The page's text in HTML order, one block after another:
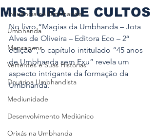
Influência na Umbhanda
Umbhanda
Mensagens
Vertentes e Suas Historias
Doutrina Umbhandista
Mediunidade
Desenvolvimento Mediúnico
Orixás na Umbhanda
MISTURA DE CULTOS
No livro “Magias da Umbhanda – Jota
Alves de Oliveira – Editora Eco – 2ª
edição”, o capítulo intitulado “45 anos
de Umbhanda sem Exu” revela um
aspecto intrigante da formação da
Umbhanda.